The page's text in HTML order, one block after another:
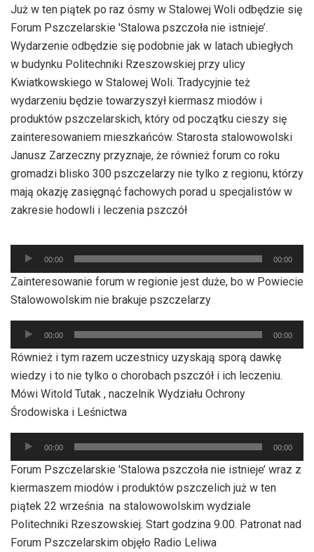
Już w ten piątek po raz ósmy w Stalowej Woli odbędzie się
Forum Pszczelarskie 'Stalowa pszczoła nie istnieje’.
Wydarzenie odbędzie się podobnie jak w latach ubiegłych
w budynku Politechniki Rzeszowskiej przy ulicy
Kwiatkowskiego w Stalowej Woli. Tradycyjnie też
wydarzeniu będzie towarzyszył kiermasz miodów i
produktów pszczelarskich, który od początku cieszy się
zainteresowaniem mieszkańców. Starosta stalowowolski
Janusz Zarzeczny przyznaje, że również forum co roku
gromadzi blisko 300 pszczelarzy nie tylko z regionu, którzy
mają okazję zasięgnąć fachowych porad u specjalistów w
zakresie hodowli i leczenia pszczół
Odtwarzacz
plików
dźwiękowych
00:00 00:00
Zainteresowanie forum w regionie jest duże, bo w Powiecie
Stalowowolskim nie brakuje pszczelarzy
Odtwarzacz
plików
dźwiękowych
00:00 00:00
Również i tym razem uczestnicy uzyskają sporą dawkę
wiedzy i to nie tylko o chorobach pszczół i ich leczeniu.
Mówi Witold Tutak , naczelnik Wydziału Ochrony
Środowiska i Leśnictwa
Odtwarzacz
plików
dźwiękowych
00:00 00:00
Forum Pszczelarskie 'Stalowa pszczoła nie istnieje’ wraz z
kiermaszem miodów i produktów pszczelich już w ten
piątek 22 września na stalowowolskim wydziale
Politechniki Rzeszowskiej. Start godzina 9.00. Patronat nad
Forum Pszczelarskim objęło Radio Leliwa